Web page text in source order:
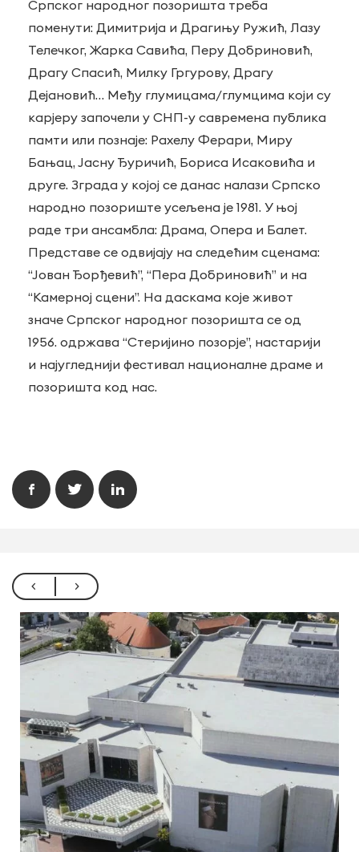
Српског народног позоришта треба
поменути: Димитрија и Драгињу Ружић, Лазу
Телечког, Жарка Савића, Перу Добриновић,
Драгу Спасић, Милку Гргурову, Драгу
Дејановић… Међу глумицама/глумцима који су
карјеру започели у СНП-у савремена публика
памти или познаје: Рахелу Ферари, Миру
Бањац, Јасну Ђуричић, Бориса Исаковића и
друге. Зграда у којој се данас налази Српско
народно позориште усељена је 1981. У њој
раде три ансамбла: Драма, Опера и Балет.
Представе се одвијају на следећим сценама:
“Јован Ђорђевић”, “Пера Добриновић” и на
“Камерној сцени”. На даскама које живот
значе Српског народног позоришта се од
1956. одржава “Стеријино позорје”, настарији
и најугледнији фестивал националне драме и
позоришта код нас.